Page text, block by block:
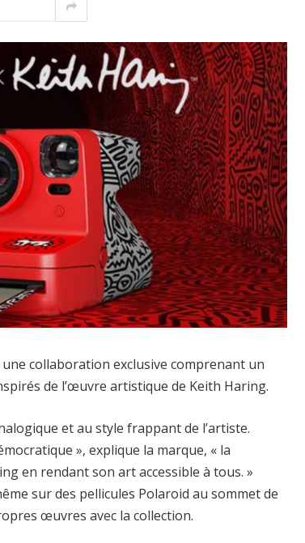
collaboration exclusive comprenant un
de l’œuvre artistique de Keith Haring.
et au style frappant de l’artiste.
», explique la marque, « la
en rendant son art accessible à tous. »
sur des pellicules Polaroid au sommet de
œuvres avec la collection.